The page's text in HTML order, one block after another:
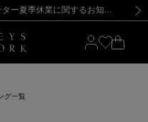
新規登録のお客様も対象！＜MY BARNEYS＞会員のお客様は11,000円（税込）以上のお買上げで常時送料無料！お買い物の際は会員登録を！
のお知らせ】(2026.8.7) 【オンラインストア カスタマーセンター夏季休業に関するお知らせ】（2026.8.7）
【夏季休業に伴う返品・交換承り一時停止のお知らせ】（2026.8.5）
るお荷物のお届けについて
ご案内・ご注意事項 新規登録のお客様も対象！＜MY BARNEYS＞会員のお客様は11,000円（税込）以上のお買上げで常時送料無料！お買い物の際は会員登録を！
のお知らせ】(2026.8.7)
グ一覧